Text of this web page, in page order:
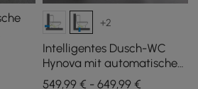
+2
Intelligentes Dusch-WC
Hynova mit automatischer
Spülung und
549,99 € - 649,99 €